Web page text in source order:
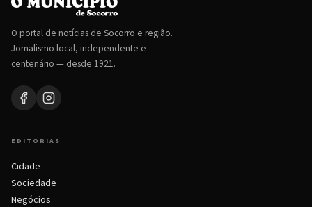
O portal de notícias de Socorro e região.
Jornalismo local, independente e
centenário — desde 1921.
EDITORIAS
Cidade
Sociedade
Negócios